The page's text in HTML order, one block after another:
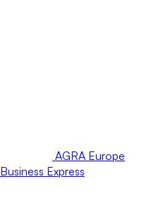
AGRA Europe
Business Express